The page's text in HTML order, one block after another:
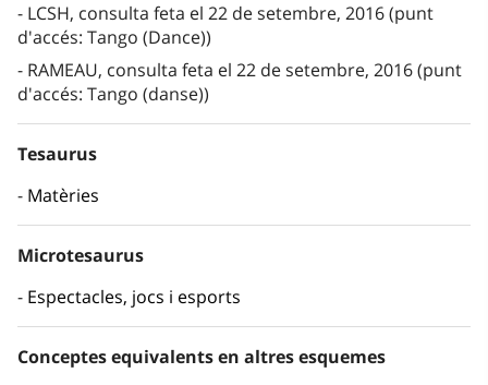
LCSH, consulta feta el 22 de setembre, 2016 (punt
d'accés: Tango (Dance))
RAMEAU, consulta feta el 22 de setembre, 2016 (punt
d'accés: Tango (danse))
Tesaurus
Matèries
Microtesaurus
Espectacles, jocs i esports
Conceptes equivalents en altres esquemes